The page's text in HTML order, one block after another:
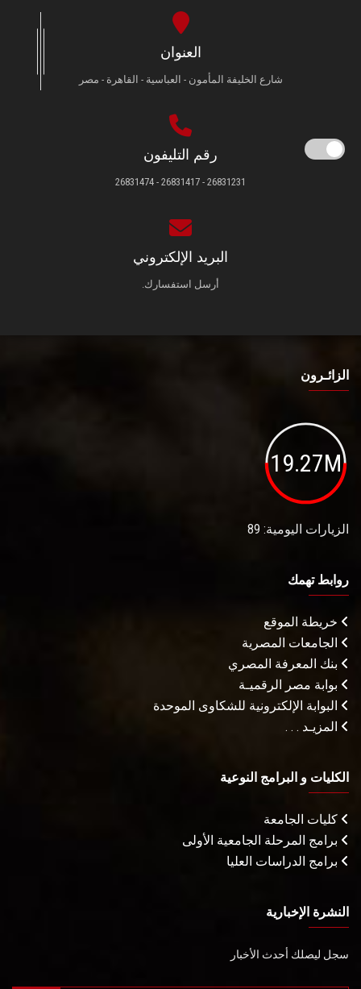
العنوان
شارع الخليفة المأمون - العباسية - القاهرة - مصر
رقم التليفون
26831231 - 26831417 - 26831474
البريد الإلكتروني
أرسل استفسارك.
الزائـرون
19.27M
الزيارات اليومية: 89
روابط تهمك
خريطة الموقع
الجامعات المصرية
بنك المعرفة المصري
بوابة مصر الرقميـة
البوابة الإلكترونية للشكاوى الموحدة
المزيـد . . .
الكليات و البرامج النوعية
كليات الجامعة
برامج المرحلة الجامعية الأولى
برامج الدراسات العليا
النشرة الإخبارية
سجل ليصلك أحدث الأخبار